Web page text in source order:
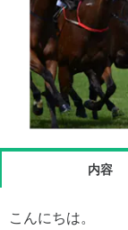
内容
こんにちは。